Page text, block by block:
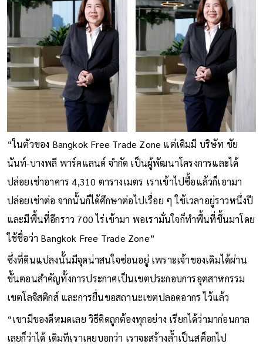
“ในตัวของ Bangkok Free Trade Zone แต่เดิมมี บริษัท ชัย
นันท์-บางพลี พาร์คแลนด์ จำกัด เป็นผู้พัฒนาโครงการและได้
ปล่อยเช่าอาคาร 4,310 ตารางเมตร เราเข้าไปซื้อแล้วก็เอามา
ปล่อยเช่าต่อ จากนั้นก็ได้ศึกษาต่อไปเรื่อย ๆ ใช้เวลาอยู่ราวหนึ่งปี
และมีพื้นที่อีกราว 700 ไร่เข้ามา พอเรามั่นใจก็ทำพื้นที่ขึ้นมาโดย
ใช้ชื่อว่า Bangkok Free Trade Zone”
ซึ่งที่ดินแปลงนั้นมีจุดน่าสนใจซ่อนอยู่ เพราะเจ้าของเดิมได้ผ่าน
ขั้นตอนสำคัญทั้งการประกาศเป็นเขตประกอบการอุตสาหกรรม
เขตโลจิสติกส์ และการยื่นขอสถานะเขตปลอดอากร ไว้แล้ว
“เขามีของดีหมดเลย วิธีคิดถูกต้องทุกอย่าง เรียกได้ว่ามาก่อนกาล